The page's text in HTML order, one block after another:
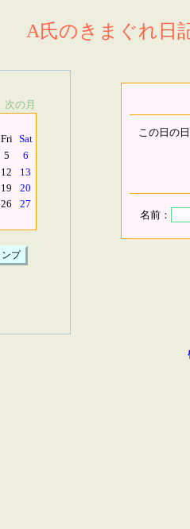
A氏のきまぐれ日
次の月
Fri Sat
5
6
12
13
19
20
26
27
この日の
名前：